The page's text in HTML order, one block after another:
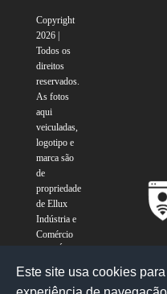
Copyright
2026 |
Todos os
direitos
reservados.
As fotos
aqui
veiculadas,
logotipo e
marca são
de
propriedade
de Ellux
Indústria e
Comércio
vedada a
Este site usa cookies